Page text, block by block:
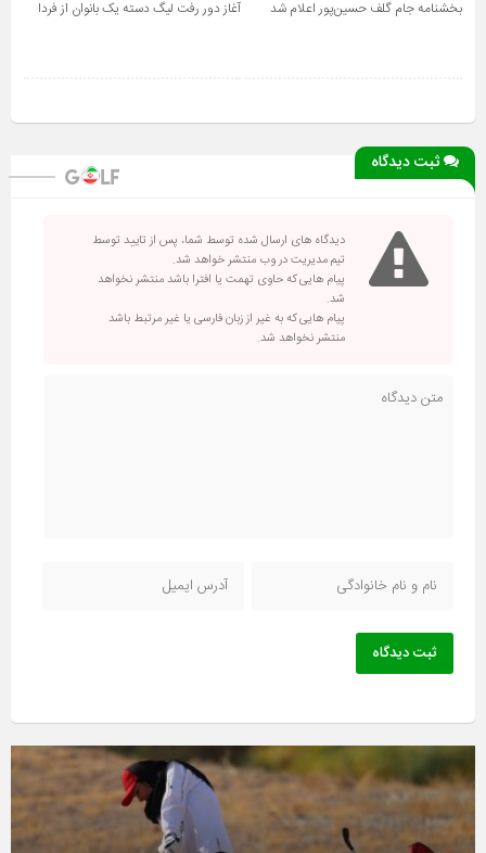
بخشنامه جام گلف حسین‌پور اعلام شد آغاز دور رفت لیگ دسته یک بانوان از فردا
ثبت دیدگاه
دیدگاه های ارسال شده توسط شما، پس از تایید توسط
تیم مدیریت در وب منتشر خواهد شد.
پیام هایی که حاوی تهمت یا افترا باشد منتشر نخواهد
شد.
پیام هایی که به غیر از زبان فارسی یا غیر مرتبط باشد
منتشر نخواهد شد.
ثبت دیدگاه